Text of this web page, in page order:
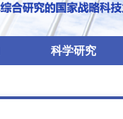
科学研究